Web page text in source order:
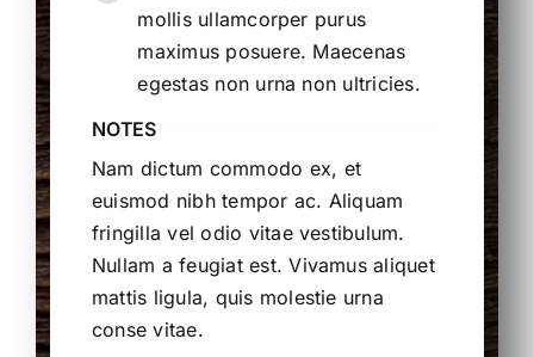
mollis ullamcorper purus
maximus posuere. Maecenas
egestas non urna non ultricies.
NOTES
Nam dictum commodo ex, et
euismod nibh tempor ac. Aliquam
fringilla vel odio vitae vestibulum.
Nullam a feugiat est. Vivamus aliquet
mattis ligula, quis molestie urna
conse vitae.